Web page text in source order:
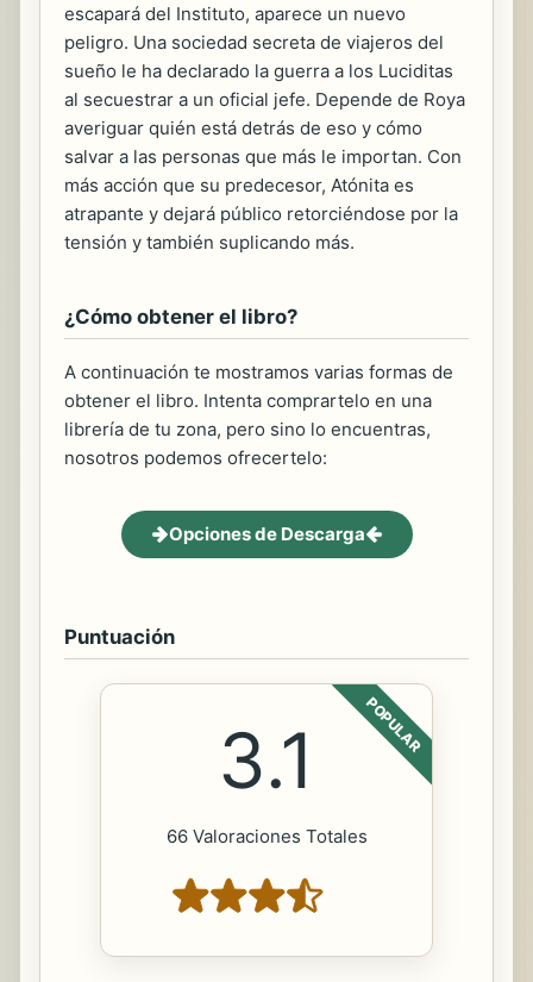
escapará del Instituto, aparece un nuevo
peligro. Una sociedad secreta de viajeros del
sueño le ha declarado la guerra a los Luciditas
al secuestrar a un oficial jefe. Depende de Roya
averiguar quién está detrás de eso y cómo
salvar a las personas que más le importan. Con
más acción que su predecesor, Atónita es
atrapante y dejará público retorciéndose por la
tensión y también suplicando más.
¿Cómo obtener el libro?
A continuación te mostramos varias formas de
obtener el libro. Intenta comprartelo en una
librería de tu zona, pero sino lo encuentras,
nosotros podemos ofrecertelo:
Opciones de Descarga
Puntuación
POPULAR
3.1
66 Valoraciones Totales